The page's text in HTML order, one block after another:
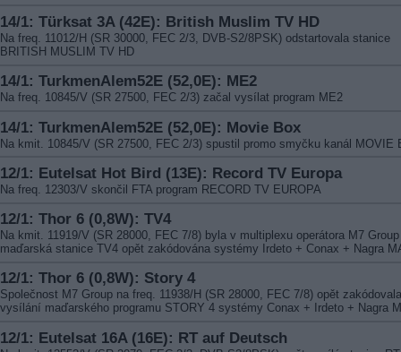
14/1: Türksat 3A (42E): British Muslim TV HD
Na freq. 11012/H (SR 30000, FEC 2/3, DVB-S2/8PSK) odstartovala stanice
BRITISH MUSLIM TV HD
14/1: TurkmenAlem52E (52,0E): ME2
Na freq. 10845/V (SR 27500, FEC 2/3) začal vysílat program ME2
14/1: TurkmenAlem52E (52,0E): Movie Box
Na kmit. 10845/V (SR 27500, FEC 2/3) spustil promo smyčku kanál MOVIE
12/1: Eutelsat Hot Bird (13E): Record TV Europa
Na freq. 12303/V skončil FTA program RECORD TV EUROPA
12/1: Thor 6 (0,8W): TV4
Na kmit. 11919/V (SR 28000, FEC 7/8) byla v multiplexu operátora M7 Group
maďarská stanice TV4 opět zakódována systémy Irdeto + Conax + Nagra
12/1: Thor 6 (0,8W): Story 4
Společnost M7 Group na freq. 11938/H (SR 28000, FEC 7/8) opět zakódovala
vysílání maďarského programu STORY 4 systémy Conax + Irdeto + Nagra
12/1: Eutelsat 16A (16E): RT auf Deutsch